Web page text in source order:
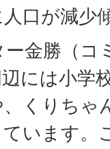
口が減少
金勝（コ
には小学
くりちゃ
います。